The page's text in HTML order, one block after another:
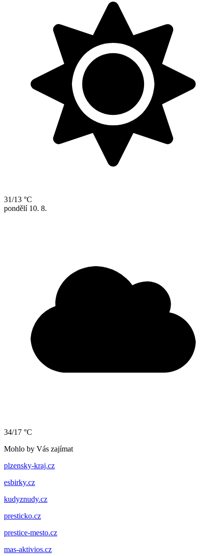
31/13 °C
pondělí 10. 8.
34/17 °C
Mohlo by Vás zajímat
plzensky-kraj.cz
esbirky.cz
kudyznudy.cz
presticko.cz
prestice-mesto.cz
mas-aktivios.cz